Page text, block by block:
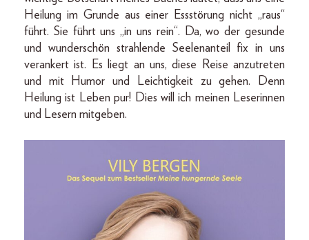
Heilung im Grunde aus einer Essstörung nicht „raus“
führt. Sie führt uns „in uns rein“. Da, wo der gesunde
und wunderschön strahlende Seelenanteil fix in uns
verankert ist. Es liegt an uns, diese Reise anzutreten
und mit Humor und Leichtigkeit zu gehen. Denn
Heilung ist Leben pur! Dies will ich meinen Leserinnen
und Lesern mitgeben.